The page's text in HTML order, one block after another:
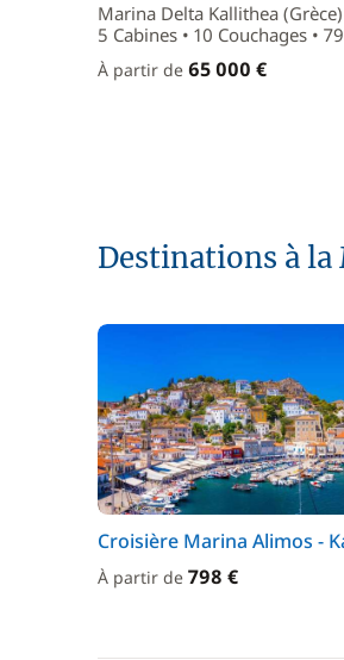
Marina Delta Kallithea (Grèce)
5 Cabines • 10 Couchages •
À partir de 65 000 €
Destinations à
Croisière Marina Alimos -
À partir de 798 €